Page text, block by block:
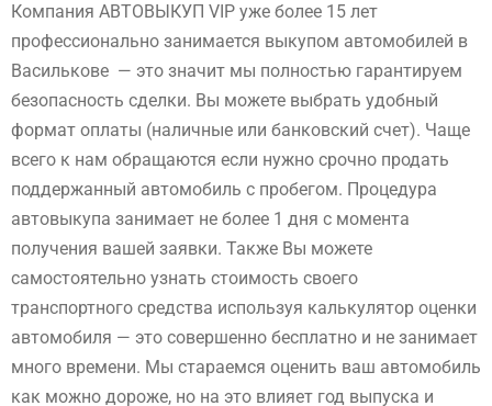
Компания АВТОВЫКУП VIP уже более 15 лет
профессионально занимается выкупом автомобилей в
Василькове — это значит мы полностью гарантируем
безопасность сделки. Вы можете выбрать удобный
формат оплаты (наличные или банковский счет). Чаще
всего к нам обращаются если нужно срочно продать
поддержанный автомобиль с пробегом. Процедура
автовыкупа занимает не более 1 дня с момента
получения вашей заявки. Также Вы можете
самостоятельно узнать стоимость своего
транспортного средства используя калькулятор оценки
автомобиля — это совершенно бесплатно и не занимает
много времени. Мы стараемся оценить ваш автомобиль
как можно дороже, но на это влияет год выпуска и